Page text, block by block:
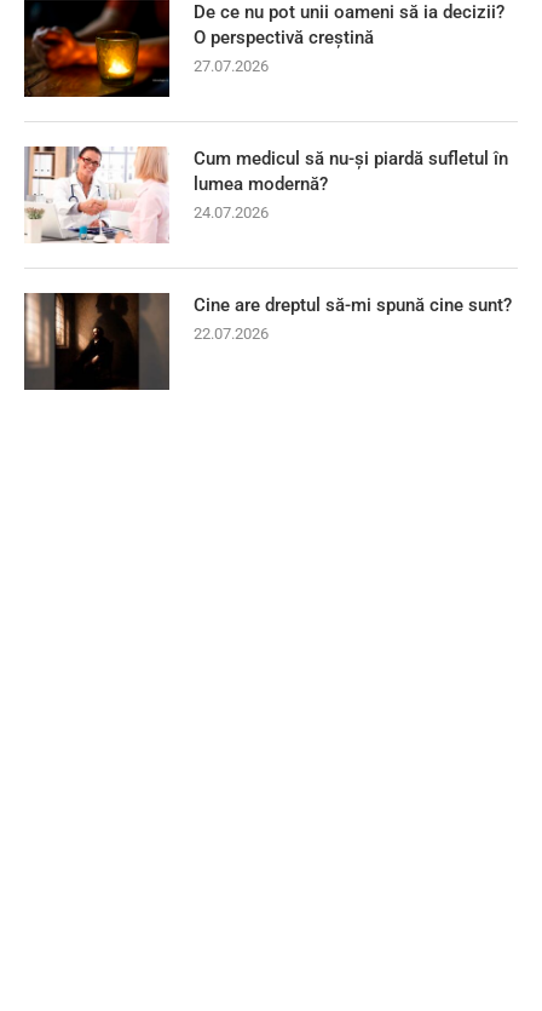
De ce nu pot unii oameni să ia decizii?
O perspectivă creștină
27.07.2026
Cum medicul să nu-și piardă sufletul în
lumea modernă?
24.07.2026
Cine are dreptul să-mi spună cine sunt?
22.07.2026